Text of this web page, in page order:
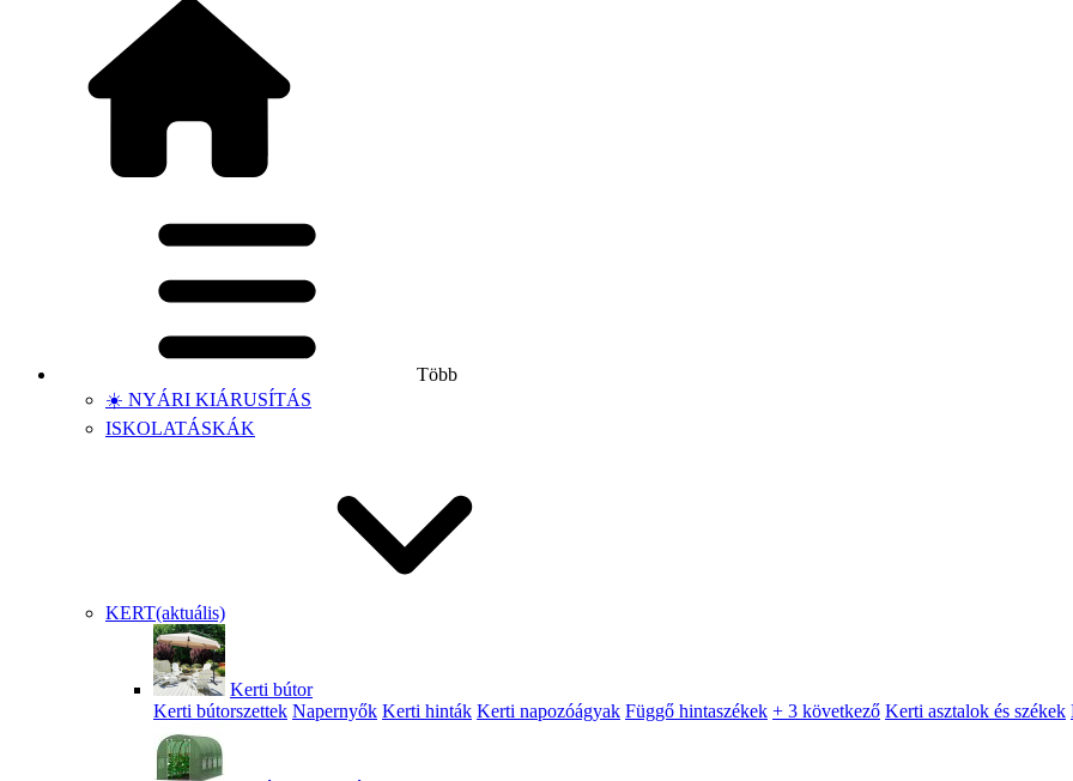
Több
☀️ NYÁRI KIÁRUSÍTÁS
ISKOLATÁSKÁK
KERT(aktuális)
Kerti bútor
Kerti bútorszettek Napernyők Kerti hinták Kerti napozóágyak Függő hintaszékek + 3 következő Kerti asztalok és székek